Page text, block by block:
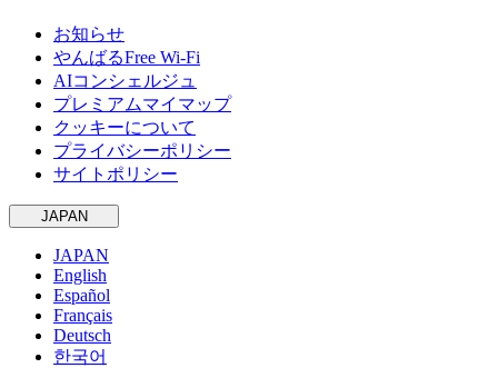
お知らせ
やんばるFree Wi-Fi
AIコンシェルジュ
プレミアムマイマップ
クッキーについて
プライバシーポリシー
サイトポリシー
JAPAN
JAPAN
English
Español
Français
Deutsch
한국어